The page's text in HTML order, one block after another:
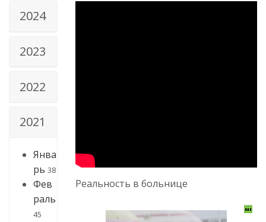
2024
2023
2022
2021
Янва
рь 38
Фев
раль
45
Реальность в больнице